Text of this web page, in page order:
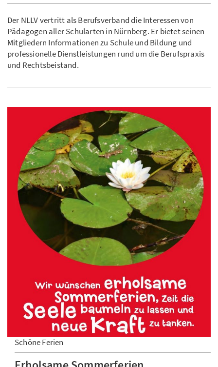
Der NLLV vertritt als Berufsverband die Interessen von
Pädagogen aller Schularten in Nürnberg. Er bietet seinen
Mitgliedern Informationen zu Schule und Bildung und
professionelle Dienstleistungen rund um die Berufspraxis
und Rechtsbeistand.
Schöne Ferien